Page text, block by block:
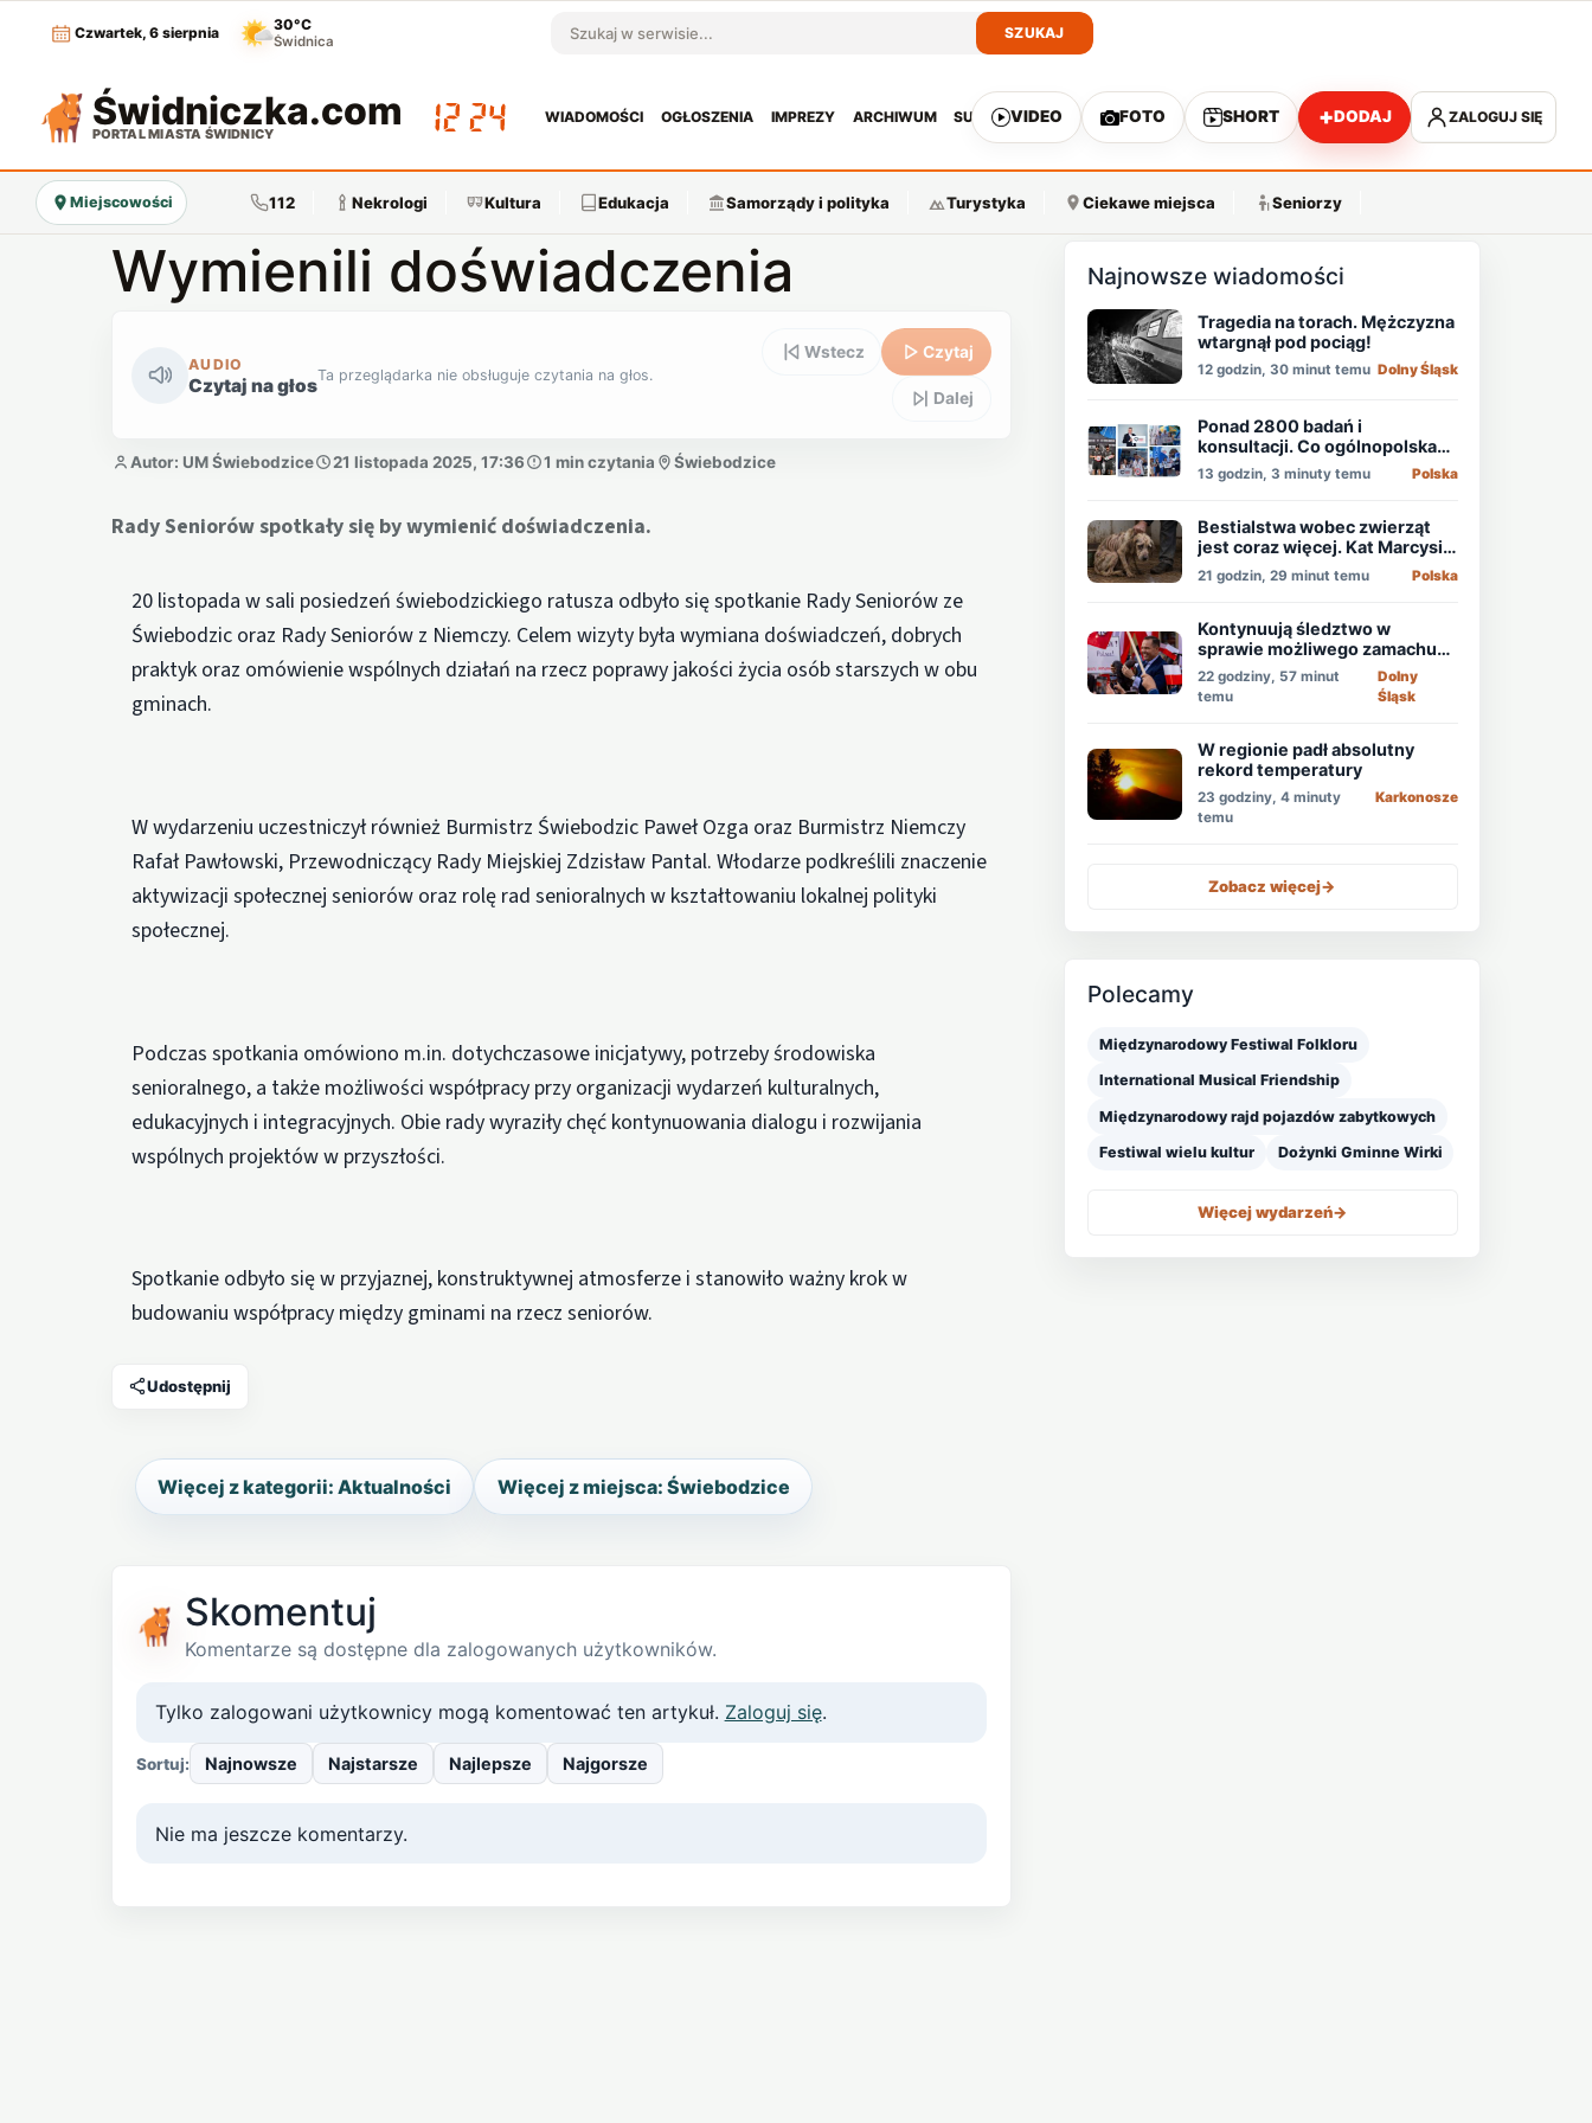
Czwartek, 6 sierpnia
30°C
Świdnica Szukaj w serwisie
SZUKAJ
Świdniczka.com
PORTAL MIASTA ŚWIDNICY 12:24
WIADOMOŚCI OGŁOSZENIA IMPREZY ARCHIWUM SUBSKRYPCJA
VIDEO FOTO SHORT +DODAJ ZALOGUJ SIĘ
Miejscowości 112 Nekrologi Kultura Edukacja Samorządy i polityka Turystyka Ciekawe miejsca Seniorzy
Wymienili doświadczenia
AUDIO
Czytaj na głosTa przeglądarka nie obsługuje czytania na głos.
Wstecz Czytaj
Dalej
Autor: UM Świebodzice 21 listopada 2025, 17:36 1 min czytania Świebodzice
Rady Seniorów spotkały się by wymienić doświadczenia.
20 listopada w sali posiedzeń świebodzickiego ratusza odbyło się spotkanie Rady Seniorów ze
Świebodzic oraz Rady Seniorów z Niemczy. Celem wizyty była wymiana doświadczeń, dobrych
praktyk oraz omówienie wspólnych działań na rzecz poprawy jakości życia osób starszych w obu
gminach.
W wydarzeniu uczestniczył również Burmistrz Świebodzic Paweł Ozga oraz Burmistrz Niemczy
Rafał Pawłowski, Przewodniczący Rady Miejskiej Zdzisław Pantal. Włodarze podkreślili znaczenie
aktywizacji społecznej seniorów oraz rolę rad senioralnych w kształtowaniu lokalnej polityki
społecznej.
Podczas spotkania omówiono m.in. dotychczasowe inicjatywy, potrzeby środowiska
senioralnego, a także możliwości współpracy przy organizacji wydarzeń kulturalnych,
edukacyjnych i integracyjnych. Obie rady wyraziły chęć kontynuowania dialogu i rozwijania
wspólnych projektów w przyszłości.
Spotkanie odbyło się w przyjaznej, konstruktywnej atmosferze i stanowiło ważny krok w
budowaniu współpracy między gminami na rzecz seniorów.
Udostępnij
Więcej z kategorii: Aktualności Więcej z miejsca: Świebodzice
Skomentuj
Komentarze są dostępne dla zalogowanych użytkowników.
Tylko zalogowani użytkownicy mogą komentować ten artykuł. Zaloguj się.
Sortuj: Najnowsze Najstarsze Najlepsze Najgorsze
Nie ma jeszcze komentarzy.
Najnowsze wiadomości
Tragedia na torach. Mężczyzna
wtargnął pod pociąg!
12 godzin, 30 minut temu Dolny Śląsk
Ponad 2800 badań i
konsultacji. Co ogólnopolska
akcja pokazała o zdrowiu
mężczyzn?
13 godzin, 3 minuty temu Polska
Bestialstwa wobec zwierząt
jest coraz więcej. Kat Marcysia
usłyszał wyrok
21 godzin, 29 minut temu Polska
Kontynuują śledztwo w
sprawie możliwego zamachu
na obecnego prezydenta
Nawrockiego
22 godziny, 57 minut
temu
Dolny
Śląsk
W regionie padł absolutny
rekord temperatury
23 godziny, 4 minuty
temu
Karkonosze
Zobacz więcej->
Polecamy
Międzynarodowy Festiwal Folkloru
International Musical Friendship
Międzynarodowy rajd pojazdów zabytkowych
Festiwal wielu kultur Dożynki Gminne Wirki
Więcej wydarzeń->